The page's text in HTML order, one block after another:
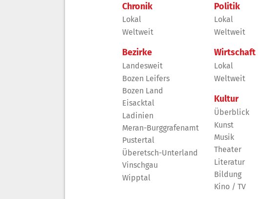
Chronik
Lokal
Weltweit
Bezirke
Landesweit
Bozen Leifers
Bozen Land
Eisacktal
Ladinien
Meran-Burggrafenamt
Pustertal
Überetsch-Unterland
Vinschgau
Wipptal
Politik
Lokal
Weltweit
Wirtschaft
Lokal
Weltweit
Kultur
Überblick
Kunst
Musik
Theater
Literatur
Bildung
Kino / TV